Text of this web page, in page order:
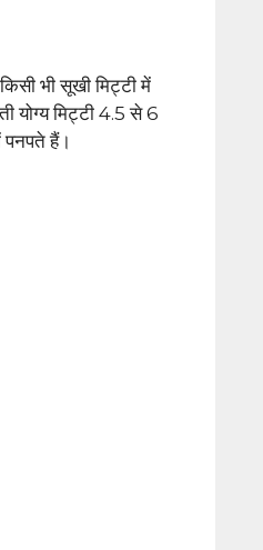
भी सूखी मिट्टी में
योग्य मिट्टी 4.5 से 6
पनपते हैं।